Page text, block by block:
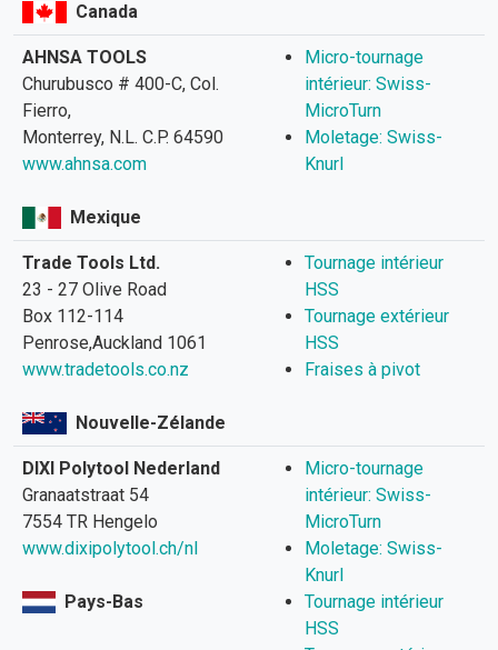
Canada
AHNSA TOOLS
Churubusco # 400-C, Col.
Fierro,
Monterrey, N.L. C.P. 64590
www.ahnsa.com
Mexique
Micro-tournage
intérieur: Swiss-
MicroTurn
Moletage: Swiss-
Knurl
Trade Tools Ltd.
23 - 27 Olive Road
Box 112-114
Penrose,Auckland 1061
www.tradetools.co.nz
Nouvelle-Zélande
Tournage intérieur
HSS
Tournage extérieur
HSS
Fraises à pivot
DIXI Polytool Nederland
Granaatstraat 54
7554 TR Hengelo
www.dixipolytool.ch/nl
Pays-Bas
Micro-tournage
intérieur: Swiss-
MicroTurn
Moletage: Swiss-
Knurl
Tournage intérieur
HSS